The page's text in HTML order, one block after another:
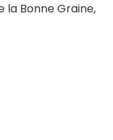
la Bonne Graine,